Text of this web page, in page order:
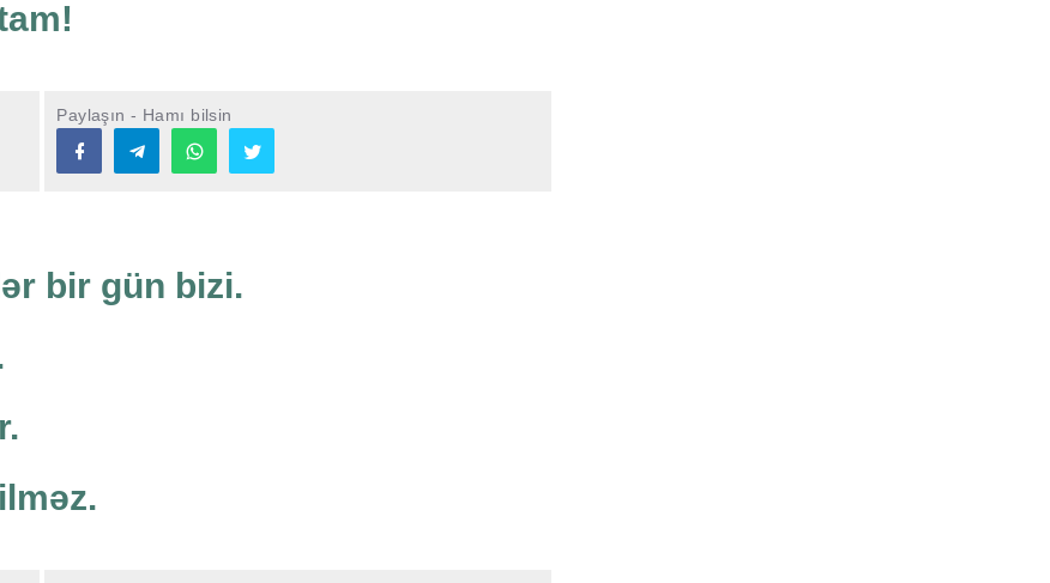
Paylaşın - Hamı bilsin
bir gün bizi.